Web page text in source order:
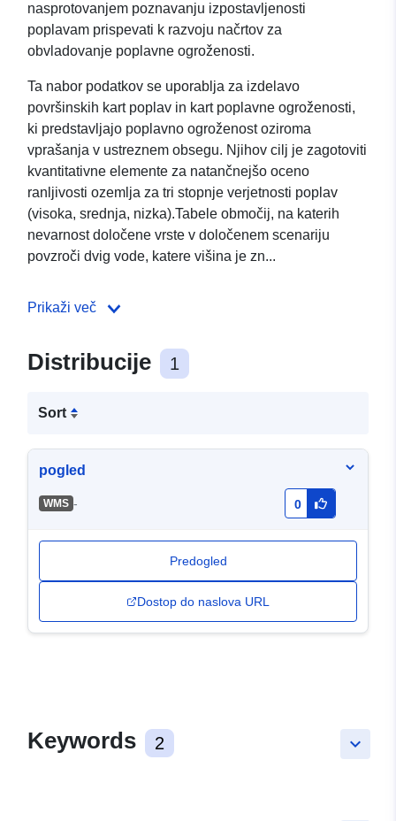
nasprotovanjem poznavanju izpostavljenosti
poplavam prispevati k razvoju načrtov za
obvladovanje poplavne ogroženosti.
Ta nabor podatkov se uporablja za izdelavo
površinskih kart poplav in kart poplavne ogroženosti,
ki predstavljajo poplavno ogroženost oziroma
vprašanja v ustreznem obsegu. Njihov cilj je zagotoviti
kvantitativne elemente za natančnejšo oceno
ranljivosti ozemlja za tri stopnje verjetnosti poplav
(visoka, srednja, nizka).Tabele območij, na katerih
nevarnost določene vrste v določenem scenariju
povzroči dvig vode, katere višina je zn...
Prikaži več
Distribucije 1
Sort
pogled
WMS - 0
Predogled
Dostop do naslova URL
keyboard_arrow_down
Keywords 2